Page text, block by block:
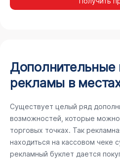
Дополнительные
рекламы в
Существует целый ряд
возможностей, которые можно
торговых точках. Так
находиться на кассовом чеке
рекламный буклет дается